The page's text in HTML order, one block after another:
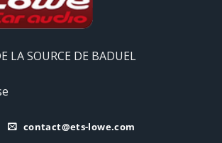
LA SOURCE DE BADUEL
contact@ets-lowe.com